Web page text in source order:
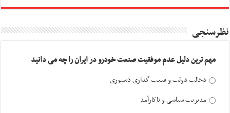
نظرسنجی
مهم ترین دلیل عدم موفقیت صنعت خودرو در ایران را چه می دانید
دخالت دولت و قیمت گذاری دستوری
مدیریت سیاسی و ناکارآمد